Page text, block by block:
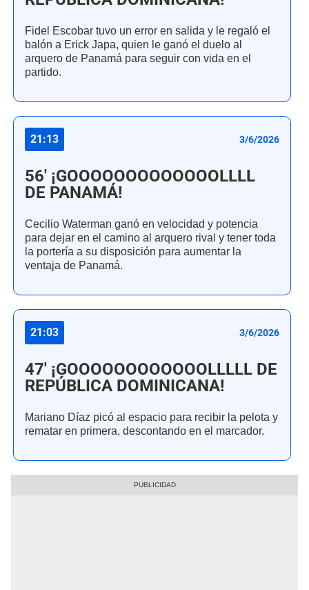
Fidel Escobar tuvo un error en salida y le regaló el
balón a Erick Japa, quien le ganó el duelo al
arquero de Panamá para seguir con vida en el
partido.
21:13 3/6/2026
56' ¡GOOOOOOOOOOOOOLLLL
DE PANAMÁ!
Cecilio Waterman ganó en velocidad y potencia
para dejar en el camino al arquero rival y tener toda
la portería a su disposición para aumentar la
ventaja de Panamá.
21:03 3/6/2026
47' ¡GOOOOOOOOOOOOLLLLL DE
REPÚBLICA DOMINICANA!
Mariano Díaz picó al espacio para recibir la pelota y
rematar en primera, descontando en el marcador.